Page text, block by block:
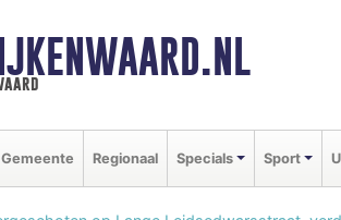
Gemeente Regionaal Specials Sport